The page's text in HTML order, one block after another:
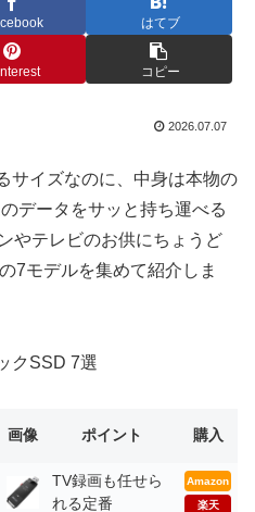
はてブ
コピー
2026.07.07
サイズなのに、中身は本物の
データをサッと持ち運べる
やテレビのお供にちょうど
7モデルを集めて紹介しま
クSSD 7選
画像 ポイント 購入
TV録画も任せら
れる定番
Amazon
楽天